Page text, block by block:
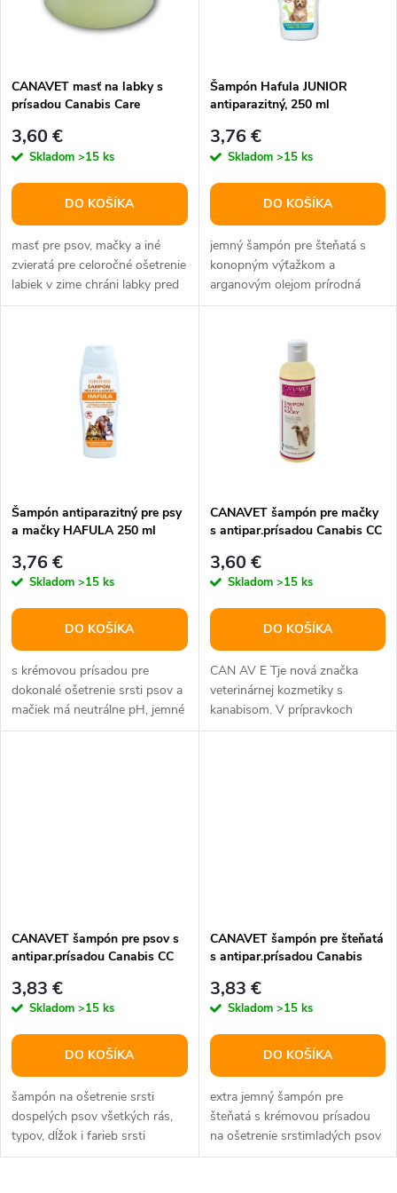
e
p
r
o
d
v
s
p
r
o
d
u
CANAVET masť na labky s
prísadou Canabis Care
3,60 €
Skladom >15 ks
DO KOŠÍKA
masť pre psov, mačky a iné
zvieratá pre celoročné ošetrenie
labiek v zime chráni labky pred
chladom, zmrazky a...
Šampón Hafula JUNIOR
antiparazitný, 250 ml
3,76 €
Skladom >15 ks
DO KOŠÍKA
jemný šampón pre šteňatá s
konopným výťažkom a
arganovým olejom prírodná
antiparazitná zložka (geraniol)
Šampón antiparazitný pre psy
a mačky HAFULA 250 ml
3,76 €
Skladom >15 ks
DO KOŠÍKA
s krémovou prísadou pre
dokonalé ošetrenie srsti psov a
mačiek má neutrálne pH, jemné
zloženie a je vhodný aj pre...
CANAVET šampón pre mačky
s antipar.prísadou Canabis CC
3,60 €
Skladom >15 ks
DO KOŠÍKA
CAN AV E Tje nová značka
veterinárnej kozmetiky s
kanabisom. V prípravkoch
CANAVET používame zmes
CANAVET šampón pre psov s
antipar.prísadou Canabis CC
3,83 €
Skladom >15 ks
DO KOŠÍKA
šampón na ošetrenie srsti
dospelých psov všetkých rás,
typov, dĺžok i farieb srsti
neutrálne pH a účinné
CANAVET šampón pre šteňatá
s antipar.prísadou Canabis
3,83 €
Skladom >15 ks
DO KOŠÍKA
extra jemný šampón pre
šteňatá s krémovou prísadou
na ošetrenie srstimladých psov
neutrálne pH svojím zložením